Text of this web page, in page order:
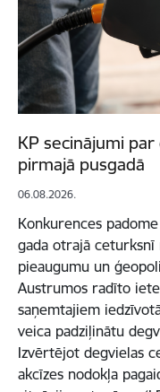
KP secinājumi
pirmajā pusgadā
06.08.2026.
Konkurences
gada otrajā
pieaugumu un
Austrumos radīto
saņemtajiem
veica padziļinātu
Izvērtējot degvielas
akcīzes nodokļa